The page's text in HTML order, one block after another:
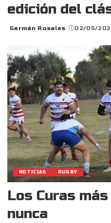
edición del
Posted
Germán Rosales 02/05/
NOTICIAS RUGBY
Los Curas
nunca